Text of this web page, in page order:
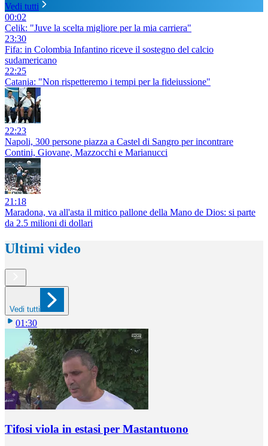
Vedi tutti
00:02
Celik: "Juve la scelta migliore per la mia carriera"
23:30
Fifa: in Colombia Infantino riceve il sostegno del calcio
sudamericano
22:25
Catania: "Non rispetteremo i tempi per la fideiussione"
22:23
Napoli, 300 persone piazza a Castel di Sangro per incontrare
Contini, Giovane, Mazzocchi e Marianucci
21:18
Maradona, va all'asta il mitico pallone della Mano de Dios: si parte
da 2.5 milioni di dollari
Ultimi video
Vedi tutti
01:30
Tifosi viola in estasi per Mastantuono